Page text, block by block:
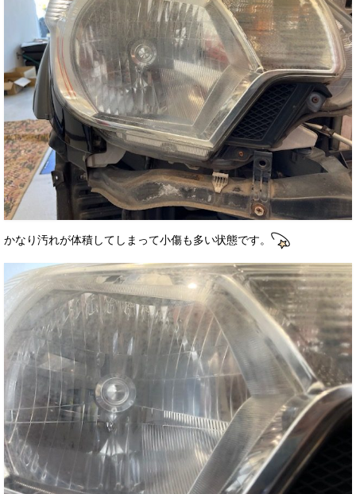
イベント
ニュース
スタッフブログ
お客様の声
お問い合わせ
メールフォーム
電話はこちら
かなり汚れが体積してしまって小傷も多い状態です。